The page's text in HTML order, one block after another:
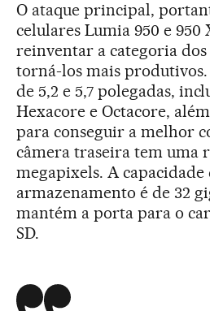
O ataque principal,
celulares Lumia 950 e 950
reinventar a categoria
torná-los mais produtivos.
de 5,2 e 5,7 polegadas,
Hexacore e Octacore,
para conseguir a melhor
câmera traseira tem uma
megapixels. A capacidade
armazenamento é de 32
mantém a porta para o
SD.